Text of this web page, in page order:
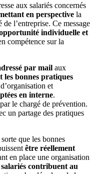
aux salariés concernés
en perspective la
l’entreprise. Ce message
individuelle et
compétence sur la
par mail aux
les bonnes pratiques
et
en interne.
le chargé de prévention.
un partage des pratiques
que les bonnes
être réellement
en place une organisation
salariés contribuent au